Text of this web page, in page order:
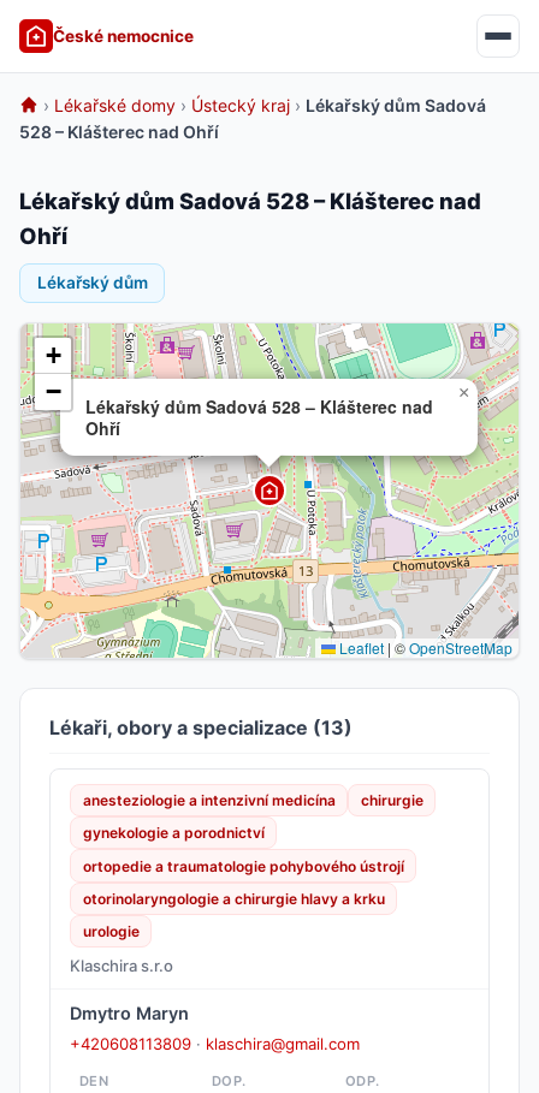
České nemocnice
› Lékařské domy › Ústecký kraj › Lékařský dům Sadová
528 – Klášterec nad Ohří
Lékařský dům Sadová 528 – Klášterec nad
Ohří
Lékařský dům
Lékařský dům Sadová 528 – Klášterec nad
Ohří
×
+
−
Leaflet | ©OpenStreetMap
Lékaři, obory a specializace (13)
anesteziologie a intenzivní medicína
chirurgie
gynekologie a porodnictví
ortopedie a traumatologie pohybového ústrojí
otorinolaryngologie a chirurgie hlavy a krku
urologie
Klaschira s.r.o
Dmytro Maryn
+420608113809 · klaschira@gmail.com
DEN DOP. ODP.